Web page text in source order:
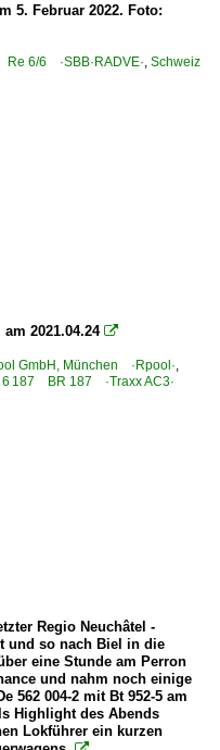
5. Februar 2022. Foto:
6/6 ·SBB·RADVE·, Schweiz
2021.04.24 
GmbH, München ·Rpool·,
/ 6 187 BR 187 ·Traxx AC3·
Regio Neuchâtel -
und so nach Biel in die
eine Stunde am Perron
und nahm noch einige
562 004-2 mit Bt 952-5 am
Highlight des Abends
Lokführer ein kurzen